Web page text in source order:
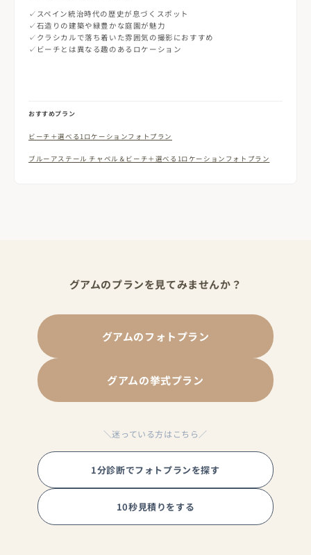
✓スペイン統治時代の歴史が息づくスポット
✓石造りの建築や緑豊かな庭園が魅力
✓クラシカルで落ち着いた雰囲気の撮影におすすめ
✓ビーチとは異なる趣のあるロケーション
おすすめプラン
ビーチ＋選べる1ロケーションフォトプラン
ブルーアステール チャペル＆ビーチ＋選べる1ロケーションフォトプラン
グアムのプランを見てみませんか？
グアムのフォトプラン
グアムの挙式プラン
＼迷っている方はこちら／
1分診断でフォトプランを探す
10秒見積りをする